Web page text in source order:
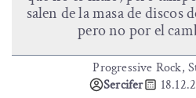
salen de la masa de discos
pero no por el
Progressive Rock,
Sercifer